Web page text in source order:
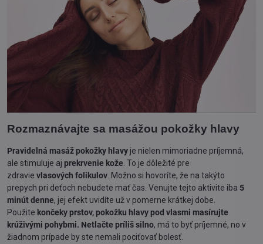
Rozmaznávajte sa masážou pokožky hlavy
Pravidelná masáž pokožky hlavy je nielen mimoriadne príjemná,
ale stimuluje aj prekrvenie kože. To je dôležité pre
zdravie vlasových folikulov. Možno si hovoríte, že na takýto
prepych pri deťoch nebudete mať čas. Venujte tejto aktivite iba 5
minút denne, jej efekt uvidíte už v pomerne krátkej dobe.
Použite končeky prstov, pokožku hlavy pod vlasmi masírujte
krúživými pohybmi. Netlačte príliš silno, má to byť príjemné, no v
žiadnom prípade by ste nemali pociťovať bolesť.